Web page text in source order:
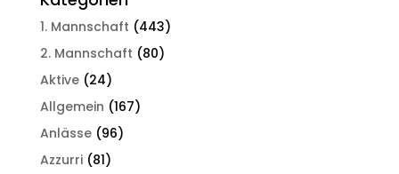
1. Mannschaft (443)
2. Mannschaft (80)
Aktive(24)
Allgemein (167)
Anlässe(96)
Azzurri(81)